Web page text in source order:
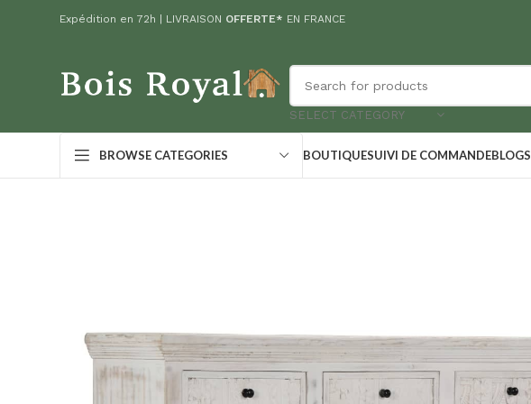
Expédition en 72h | LIVRAISON OFFERTE* EN FRANCE
SELECT CATEGORY
BROWSE CATEGORIES BOUTIQUESUIVI DE COMMANDEBLOGS